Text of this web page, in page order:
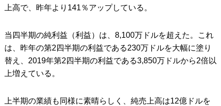
上高で、昨年より141％アップしている。
当四半期の純利益（利益）は、8,100万ドルを超えた。これ
は、昨年の第2四半期の利益である230万ドルを大幅に塗り
替え、2019年第2四半期の利益である3,850万ドルから2倍以
上増えている。
上半期の業績も同様に素晴らしく、純売上高は12億ドルを